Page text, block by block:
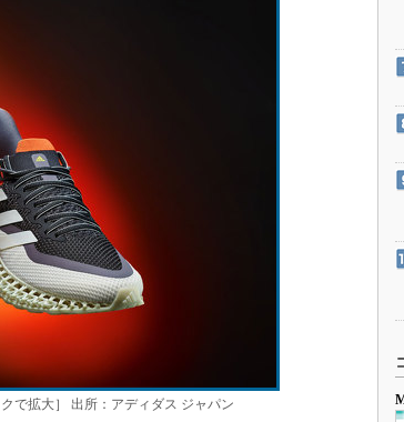
で拡大］ 出所：アディダス ジャパン